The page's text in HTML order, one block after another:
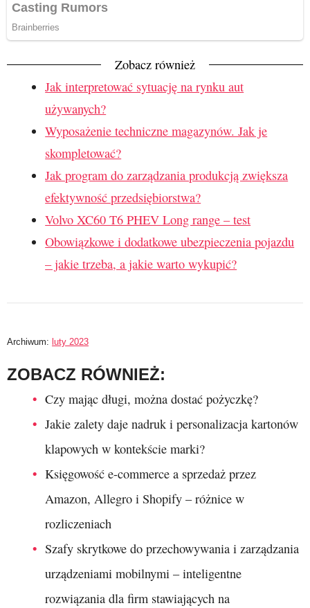
Zobacz również
Jak interpretować sytuację na rynku aut
używanych?
Wyposażenie techniczne magazynów. Jak je
skompletować?
Jak program do zarządzania produkcją zwiększa
efektywność przedsiębiorstwa?
Volvo XC60 T6 PHEV Long range – test
Obowiązkowe i dodatkowe ubezpieczenia pojazdu
– jakie trzeba, a jakie warto wykupić?
Archiwum: luty 2023
ZOBACZ RÓWNIEŻ:
Czy mając długi, można dostać pożyczkę?
Jakie zalety daje nadruk i personalizacja kartonów
klapowych w kontekście marki?
Księgowość e-commerce a sprzedaż przez
Amazon, Allegro i Shopify – różnice w
rozliczeniach
Szafy skrytkowe do przechowywania i zarządzania
urządzeniami mobilnymi – inteligentne
rozwiązania dla firm stawiających na